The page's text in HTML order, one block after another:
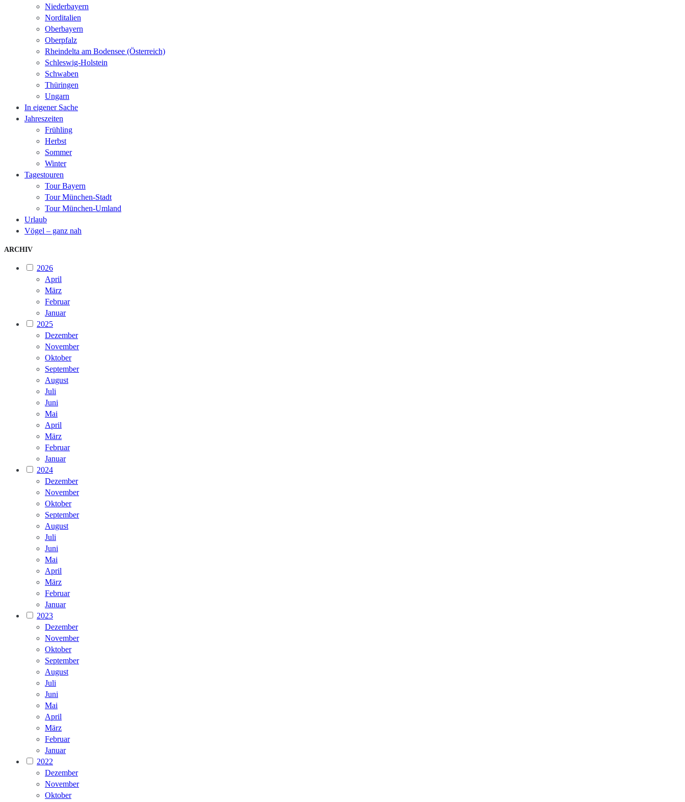
Niederbayern
Norditalien
Oberbayern
Oberpfalz
Rheindelta am Bodensee (Österreich)
Schleswig-Holstein
Schwaben
Thüringen
Ungarn
In eigener Sache
Jahreszeiten
Frühling
Herbst
Sommer
Winter
Tagestouren
Tour Bayern
Tour München-Stadt
Tour München-Umland
Urlaub
Vögel – ganz nah
ARCHIV
2026
April
März
Februar
Januar
2025
Dezember
November
Oktober
September
August
Juli
Juni
Mai
April
März
Februar
Januar
2024
Dezember
November
Oktober
September
August
Juli
Juni
Mai
April
März
Februar
Januar
2023
Dezember
November
Oktober
September
August
Juli
Juni
Mai
April
März
Februar
Januar
2022
Dezember
November
Oktober